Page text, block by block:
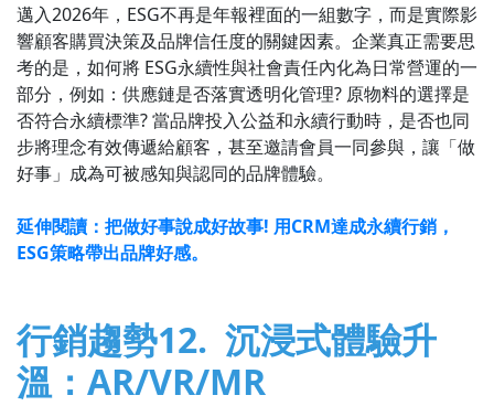
邁入2026年，ESG不再是年報裡面的一組數字，而是實際影
響顧客購買決策及品牌信任度的關鍵因素。企業真正需要思
考的是，如何將 ESG永續性與社會責任內化為日常營運的一
部分，例如：供應鏈是否落實透明化管理? 原物料的選擇是
否符合永續標準? 當品牌投入公益和永續行動時，是否也同
步將理念有效傳遞給顧客，甚至邀請會員一同參與，讓「做
好事」成為可被感知與認同的品牌體驗。
延伸閱讀：把做好事說成好故事! 用CRM達成永續行銷，
ESG策略帶出品牌好感。
行銷趨勢12. 沉浸式體驗升
溫：AR/VR/MR